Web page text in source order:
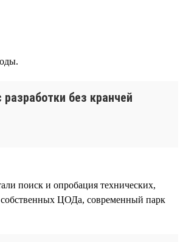
без кранчей
поиск и опробация технических,
собственных ЦОДа, современный парк